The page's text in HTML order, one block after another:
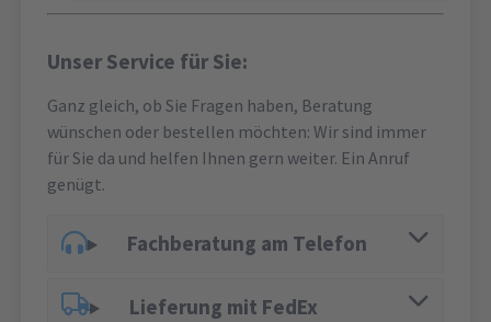
Unser Service für Sie:
Ganz gleich, ob Sie Fragen haben, Beratung
wünschen oder bestellen möchten: Wir sind immer
für Sie da und helfen Ihnen gern weiter. Ein Anruf
genügt.
Fachberatung am Telefon
Lieferung mit FedEx